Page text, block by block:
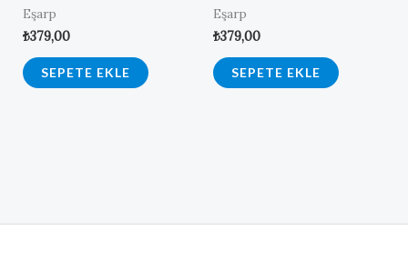
Eşarp
₺379,00
SEPETE EKLE
Eşarp
₺379,00
SEPETE EKLE